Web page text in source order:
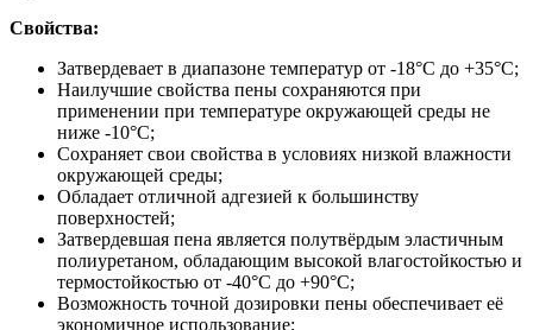
Свойства:
Затвердевает в диапазоне температур от -18°C до +35°C;
Наилучшие свойства пены сохраняются при
применении при температуре окружающей среды не
ниже -10°C;
Сохраняет свои свойства в условиях низкой влажности
окружающей среды;
Обладает отличной адгезией к большинству
поверхностей;
Затвердевшая пена является полутвёрдым эластичным
полиуретаном, обладающим высокой влагостойкостью и
термостойкостью от -40°C до +90°C;
Возможность точной дозировки пены обеспечивает её
экономичное использование;